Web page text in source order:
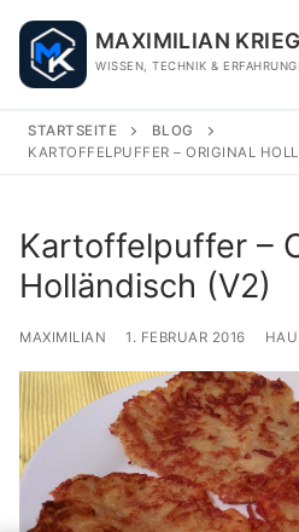
content
MAXIMILIAN KRIEG
WISSEN, TECHNIK &
Search for:
STARTSEITE
BLOG
KARTOFFELPUFFER – ORIGINAL
Kartoffelpuffer –
Holländisch (V2)
MAXIMILIAN 1. FEBRUAR 2016